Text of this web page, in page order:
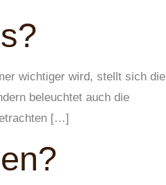
wichtiger wird, stellt sich die
beleuchtet auch die
[…]